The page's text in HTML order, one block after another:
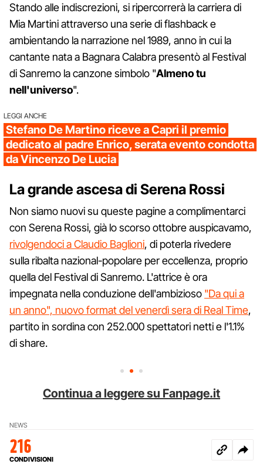
Stando alle indiscrezioni, si ripercorrerà la carriera di
Mia Martini attraverso una serie di flashback e
ambientando la narrazione nel 1989, anno in cui la
cantante nata a Bagnara Calabra presentò al Festival
di Sanremo la canzone simbolo "Almenotu
nell'universo".
LEGGI ANCHE
Stefano De Martino riceve a Capri il premio
dedicato al padre Enrico, serata evento condotta
da Vincenzo De Lucia
La grande ascesa di Serena Rossi
Non siamo nuovi su queste pagine a complimentarci
con Serena Rossi, già lo scorso ottobre auspicavamo,
rivolgendoci a Claudio Baglioni, di poterla rivedere
sulla ribalta nazional-popolare per eccellenza, proprio
quella del Festival di Sanremo. L'attrice è ora
impegnata nella conduzione dell'ambizioso "Da qui a
un anno", nuovo format del venerdì sera di Real Time,
partito in sordina con 252.000 spettatori netti e l'1.1%
di share.
Continua a leggere su Fanpage.it
NEWS
216
CONDIVISIONI